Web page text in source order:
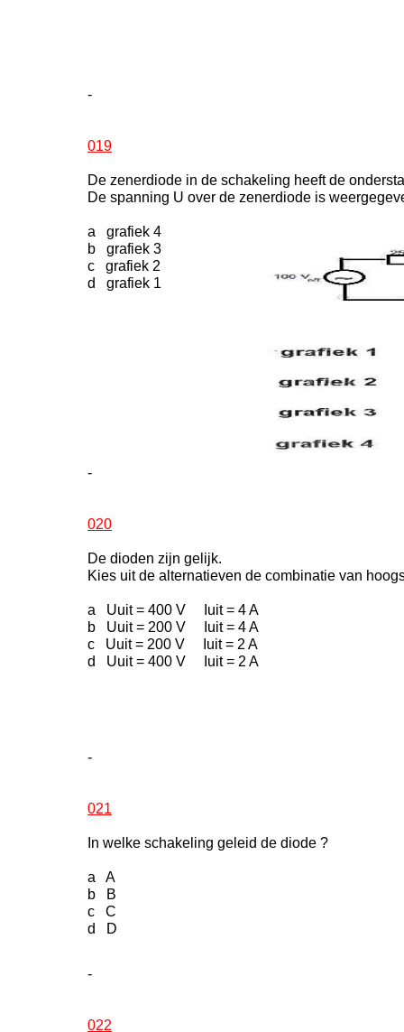
-
019
De zenerdiode in de schakeling heeft de
De spanning U over de zenerdiode is
a grafiek 4
b grafiek 3
c grafiek 2
d grafiek 1
-
020
De dioden zijn gelijk.
Kies uit de alternatieven de combinatie van
a Uuit = 400 V Iuit = 4 A
b Uuit = 200 V Iuit = 4 A
c Uuit = 200 V Iuit = 2 A
d Uuit = 400 V Iuit = 2 A
-
021
In welke schakeling geleid de diode ?
a A
b B
c C
d D
-
022